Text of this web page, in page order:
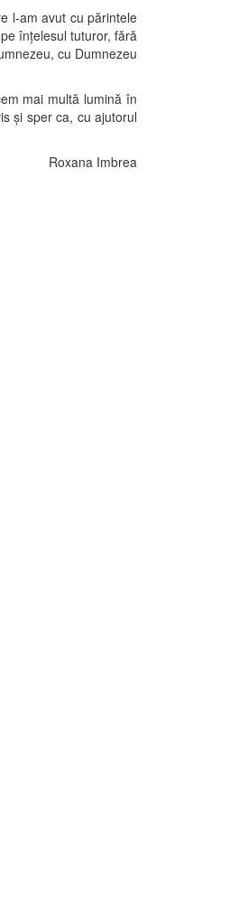
l-am avut cu părintele
înţelesul tuturor, fără
cu Dumnezeu
mai multă lumină în
şi sper ca, cu ajutorul
Roxana Imbrea